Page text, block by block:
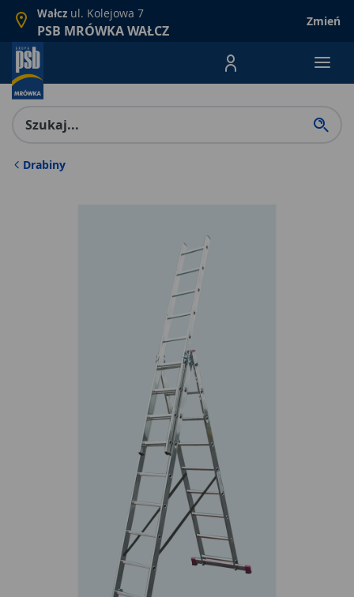
Wałcz ul. Kolejowa 7
PSB MRÓWKA WAŁCZ
Zmień
Menu Produktów,
Drabiny